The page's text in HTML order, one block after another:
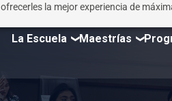
la mejor experiencia de
La Escuela Maestrías